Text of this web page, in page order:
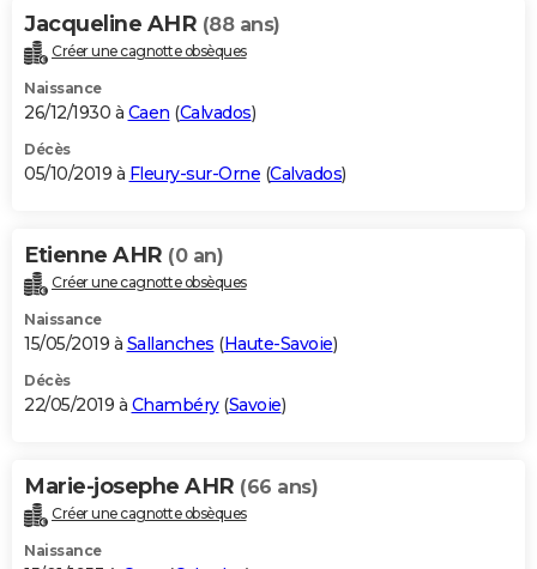
Jacqueline AHR (88 ans)
Créer une cagnotte obsèques
Naissance
26/12/1930 à Caen (Calvados)
Décès
05/10/2019 à Fleury-sur-Orne (Calvados)
Etienne AHR (0 an)
Créer une cagnotte obsèques
Naissance
15/05/2019 à Sallanches (Haute-Savoie)
Décès
22/05/2019 à Chambéry(Savoie)
Marie-josephe AHR (66 ans)
Créer une cagnotte obsèques
Naissance